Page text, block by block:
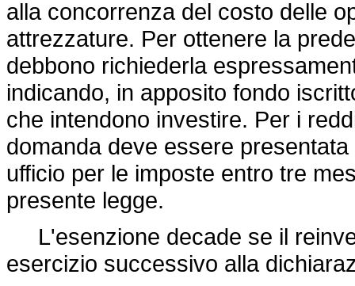
alla concorrenza del costo delle
attrezzature. Per ottenere la
debbono richiederla
indicando, in apposito fondo
che intendono investire. Per i
domanda deve essere
ufficio per le imposte entro tre
presente legge.
L'esenzione decade se il
esercizio successivo alla